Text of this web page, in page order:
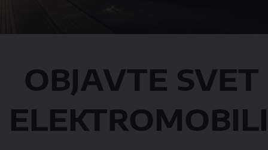
OBJAVTE SVET